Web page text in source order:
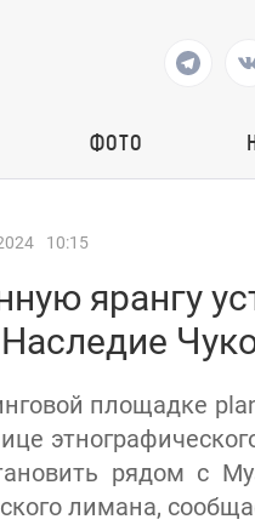
ФОТО
10:15
ярангу
площадке
рядом с
лимана,